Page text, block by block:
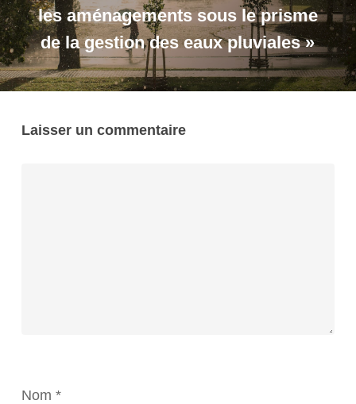
les aménagements sous le prisme
de la gestion des eaux pluviales »
Laisser un commentaire
Nom *